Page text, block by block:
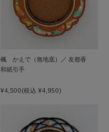
楓 かえで（無地底）／ 友都香
和紙引手
¥4,500(税込 ¥4,950)